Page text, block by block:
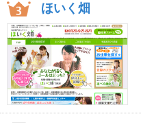
ほいく畑